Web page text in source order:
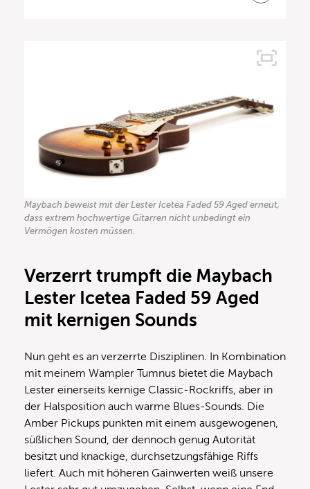
Maybach beweist mit der Lester Icetea Faded 59 Aged erneut,
dass extrem hochwertige Gitarren nicht unbedingt ein
Vermögen kosten müssen.
Verzerrt trumpft die Maybach
Lester Icetea Faded 59 Aged
mit kernigen Sounds
Nun geht es an verzerrte Disziplinen. In Kombination
mit meinem Wampler Tumnus bietet die Maybach
Lester einerseits kernige Classic-Rockriffs, aber in
der Halsposition auch warme Blues-Sounds. Die
Amber Pickups punkten mit einem ausgewogenen,
süßlichen Sound, der dennoch genug Autorität
besitzt und knackige, durchsetzungsfähige Riffs
liefert. Auch mit höheren Gainwerten weiß unsere